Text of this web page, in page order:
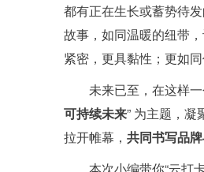
都有正在生长或蓄势待发
故事，如同温暖的纽带
紧密，更具黏性；更如
未来已至，在这样
可持续未来” 为主题，
拉开帷幕， 共同书写品